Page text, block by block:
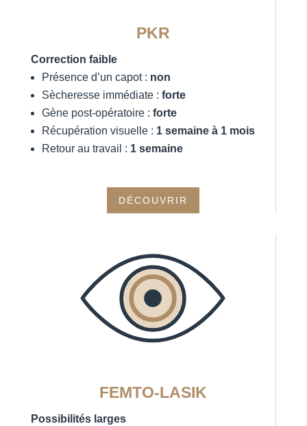
PKR
Correction faible
Présence d’un capot : non
Sècheresse immédiate : forte
Gène post-opératoire : forte
Récupération visuelle : 1 semaine à 1 mois
Retour au travail : 1 semaine
DÉCOUVRIR
FEMTO-LASIK
Possibilités larges